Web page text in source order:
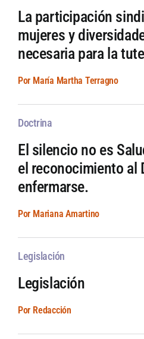
La participación
mujeres y
necesaria para la
Por María Martha Terragno
Doctrina
El silencio no es
el reconocimiento al
enfermarse.
Por Mariana Amartino
Legislación
Legislación
Por Redacción